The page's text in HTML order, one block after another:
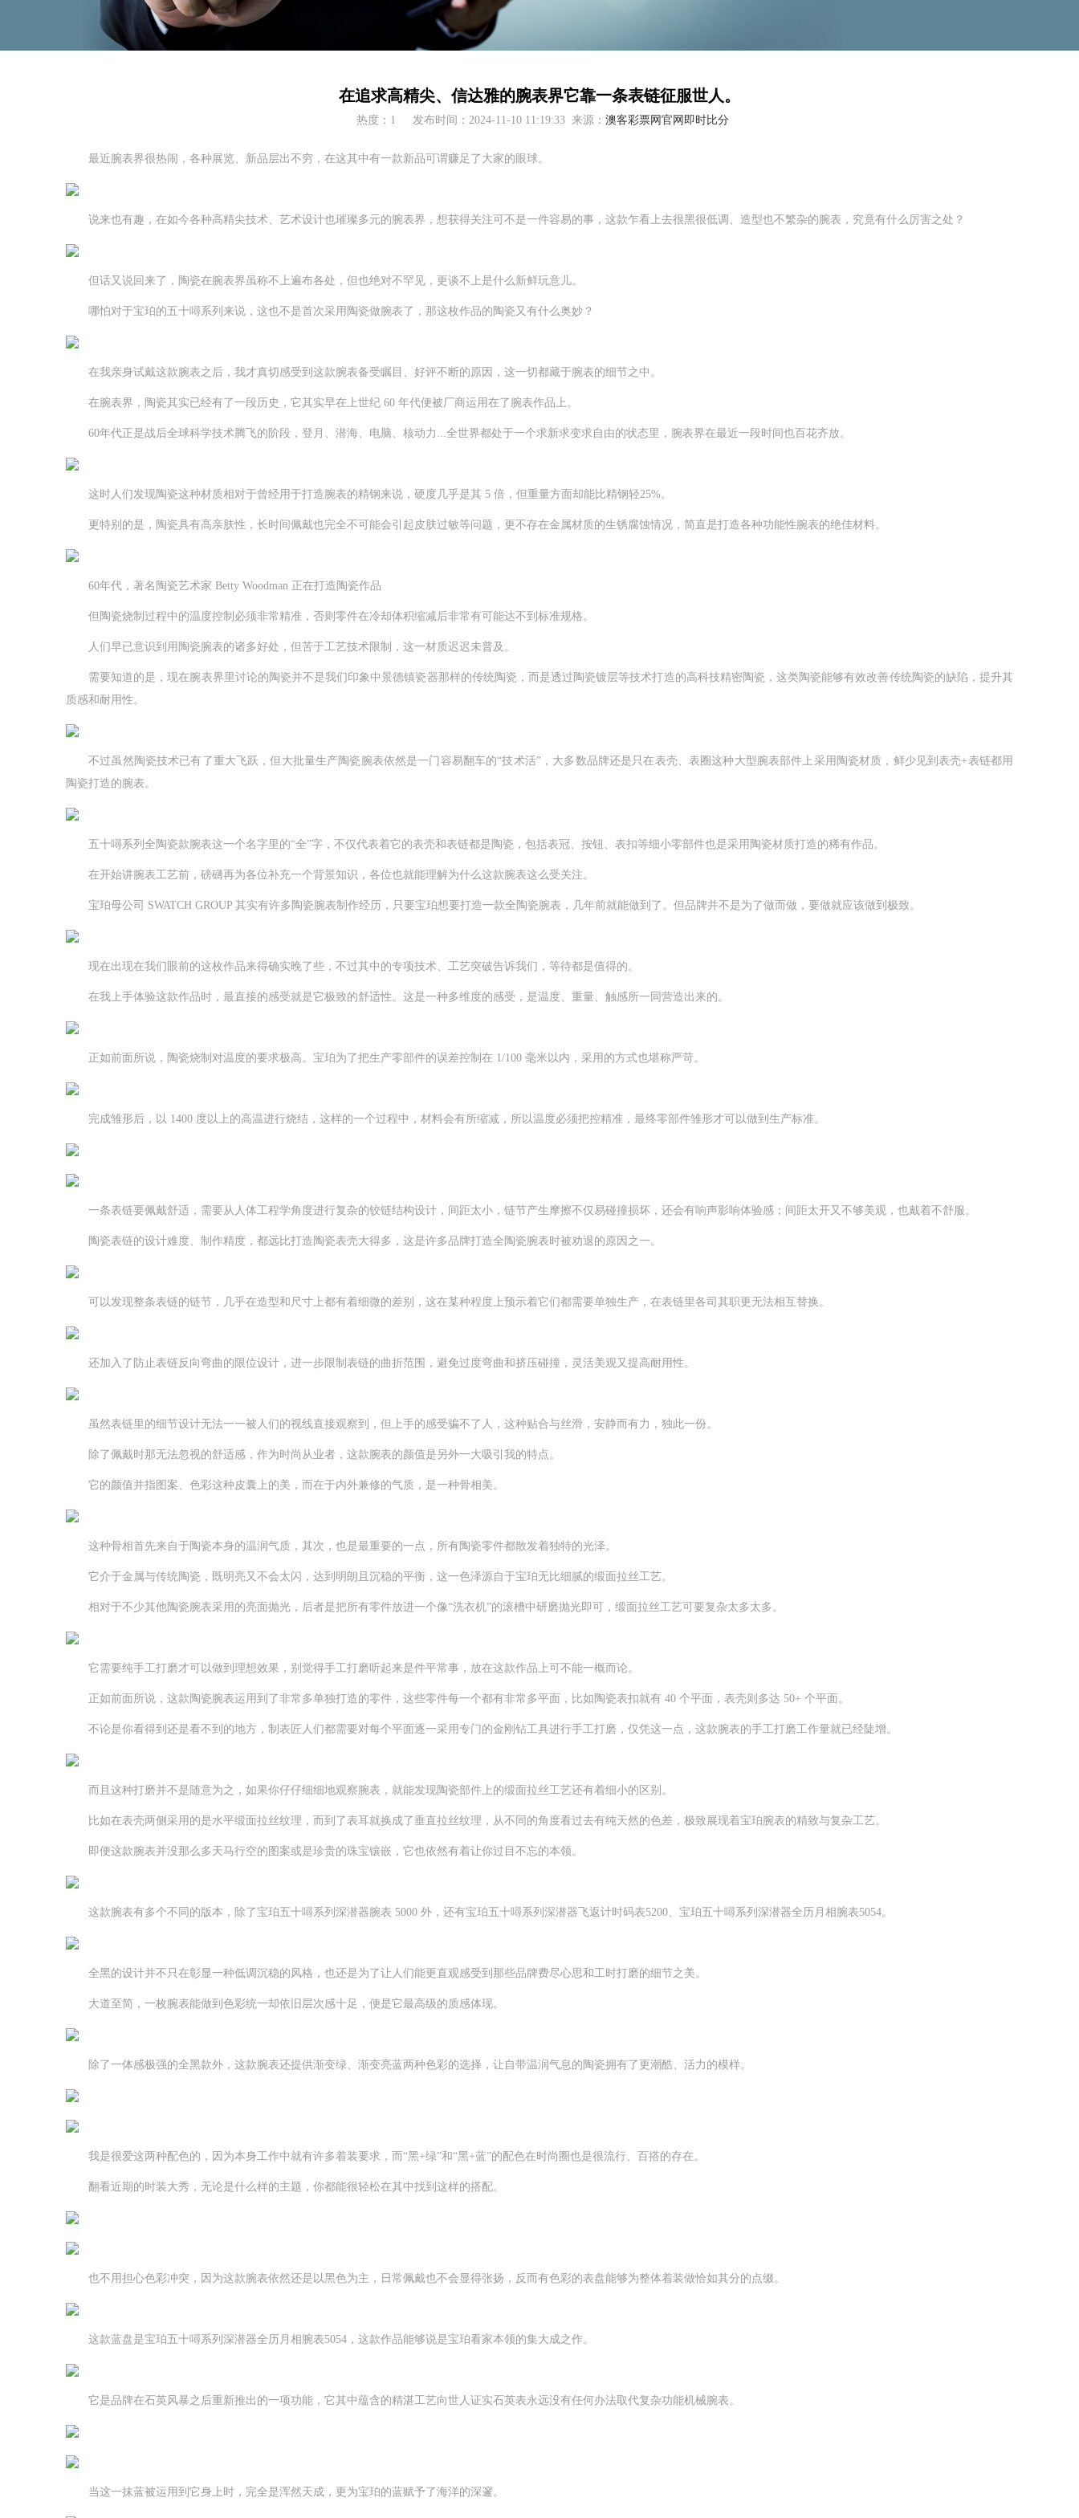
在追求高精尖、信达雅的腕表界它靠一条表链征服世人。
热度：1 发布时间：2024-11-10 11:19:33 来源：澳客彩票网官网即时比分
最近腕表界很热闹，各种展览、新品层出不穷，在这其中有一款新品可谓赚足了大家的眼球。
说来也有趣，在如今各种高精尖技术、艺术设计也璀璨多元的腕表界，想获得关注可不是一件容易的事，这款乍看上去很黑很低调、造型也不繁杂的腕表，究竟有什么厉害之处？
但话又说回来了，陶瓷在腕表界虽称不上遍布各处，但也绝对不罕见，更谈不上是什么新鲜玩意儿。
哪怕对于宝珀的五十噚系列来说，这也不是首次采用陶瓷做腕表了，那这枚作品的陶瓷又有什么奥妙？
在我亲身试戴这款腕表之后，我才真切感受到这款腕表备受瞩目、好评不断的原因，这一切都藏于腕表的细节之中。
在腕表界，陶瓷其实已经有了一段历史，它其实早在上世纪 60 年代便被厂商运用在了腕表作品上。
60年代正是战后全球科学技术腾飞的阶段，登月、潜海、电脑、核动力...全世界都处于一个求新求变求自由的状态里，腕表界在最近一段时间也百花齐放。
这时人们发现陶瓷这种材质相对于曾经用于打造腕表的精钢来说，硬度几乎是其 5 倍，但重量方面却能比精钢轻25%。
更特别的是，陶瓷具有高亲肤性，长时间佩戴也完全不可能会引起皮肤过敏等问题，更不存在金属材质的生锈腐蚀情况，简直是打造各种功能性腕表的绝佳材料。
60年代，著名陶瓷艺术家 Betty Woodman 正在打造陶瓷作品
但陶瓷烧制过程中的温度控制必须非常精准，否则零件在冷却体积缩减后非常有可能达不到标准规格。
人们早已意识到用陶瓷腕表的诸多好处，但苦于工艺技术限制，这一材质迟迟未普及。
需要知道的是，现在腕表界里讨论的陶瓷并不是我们印象中景德镇瓷器那样的传统陶瓷，而是透过陶瓷镀层等技术打造的高科技精密陶瓷，这类陶瓷能够有效改善传统陶瓷的缺陷，提升其
质感和耐用性。
不过虽然陶瓷技术已有了重大飞跃，但大批量生产陶瓷腕表依然是一门容易翻车的“技术活”，大多数品牌还是只在表壳、表圈这种大型腕表部件上采用陶瓷材质，鲜少见到表壳+表链都用
陶瓷打造的腕表。
五十噚系列全陶瓷款腕表这一个名字里的“全”字，不仅代表着它的表壳和表链都是陶瓷，包括表冠、按钮、表扣等细小零部件也是采用陶瓷材质打造的稀有作品。
在开始讲腕表工艺前，磅礴再为各位补充一个背景知识，各位也就能理解为什么这款腕表这么受关注。
宝珀母公司 SWATCH GROUP 其实有许多陶瓷腕表制作经历，只要宝珀想要打造一款全陶瓷腕表，几年前就能做到了。但品牌并不是为了做而做，要做就应该做到极致。
现在出现在我们眼前的这枚作品来得确实晚了些，不过其中的专项技术、工艺突破告诉我们，等待都是值得的。
在我上手体验这款作品时，最直接的感受就是它极致的舒适性。这是一种多维度的感受，是温度、重量、触感所一同营造出来的。
正如前面所说，陶瓷烧制对温度的要求极高。宝珀为了把生产零部件的误差控制在 1/100 毫米以内，采用的方式也堪称严苛。
完成雏形后，以 1400 度以上的高温进行烧结，这样的一个过程中，材料会有所缩减，所以温度必须把控精准，最终零部件雏形才可以做到生产标准。
一条表链要佩戴舒适，需要从人体工程学角度进行复杂的铰链结构设计，间距太小，链节产生摩擦不仅易碰撞损坏，还会有响声影响体验感；间距太开又不够美观，也戴着不舒服。
陶瓷表链的设计难度、制作精度，都远比打造陶瓷表壳大得多，这是许多品牌打造全陶瓷腕表时被劝退的原因之一。
可以发现整条表链的链节，几乎在造型和尺寸上都有着细微的差别，这在某种程度上预示着它们都需要单独生产，在表链里各司其职更无法相互替换。
还加入了防止表链反向弯曲的限位设计，进一步限制表链的曲折范围，避免过度弯曲和挤压碰撞，灵活美观又提高耐用性。
虽然表链里的细节设计无法一一被人们的视线直接观察到，但上手的感受骗不了人，这种贴合与丝滑，安静而有力，独此一份。
除了佩戴时那无法忽视的舒适感，作为时尚从业者，这款腕表的颜值是另外一大吸引我的特点。
它的颜值并指图案、色彩这种皮囊上的美，而在于内外兼修的气质，是一种骨相美。
这种骨相首先来自于陶瓷本身的温润气质，其次，也是最重要的一点，所有陶瓷零件都散发着独特的光泽。
它介于金属与传统陶瓷，既明亮又不会太闪，达到明朗且沉稳的平衡，这一色泽源自于宝珀无比细腻的缎面拉丝工艺。
相对于不少其他陶瓷腕表采用的亮面抛光，后者是把所有零件放进一个像“洗衣机”的滚槽中研磨抛光即可，缎面拉丝工艺可要复杂太多太多。
它需要纯手工打磨才可以做到理想效果，别觉得手工打磨听起来是件平常事，放在这款作品上可不能一概而论。
正如前面所说，这款陶瓷腕表运用到了非常多单独打造的零件，这些零件每一个都有非常多平面，比如陶瓷表扣就有 40 个平面，表壳则多达 50+ 个平面。
不论是你看得到还是看不到的地方，制表匠人们都需要对每个平面逐一采用专门的金刚钻工具进行手工打磨，仅凭这一点，这款腕表的手工打磨工作量就已经陡增。
而且这种打磨并不是随意为之，如果你仔仔细细地观察腕表，就能发现陶瓷部件上的缎面拉丝工艺还有着细小的区别。
比如在表壳两侧采用的是水平缎面拉丝纹理，而到了表耳就换成了垂直拉丝纹理，从不同的角度看过去有纯天然的色差，极致展现着宝珀腕表的精致与复杂工艺。
即便这款腕表并没那么多天马行空的图案或是珍贵的珠宝镶嵌，它也依然有着让你过目不忘的本领。
这款腕表有多个不同的版本，除了宝珀五十噚系列深潜器腕表 5000 外，还有宝珀五十噚系列深潜器飞返计时码表5200、宝珀五十噚系列深潜器全历月相腕表5054。
全黑的设计并不只在彰显一种低调沉稳的风格，也还是为了让人们能更直观感受到那些品牌费尽心思和工时打磨的细节之美。
大道至简，一枚腕表能做到色彩统一却依旧层次感十足，便是它最高级的质感体现。
除了一体感极强的全黑款外，这款腕表还提供渐变绿、渐变亮蓝两种色彩的选择，让自带温润气息的陶瓷拥有了更潮酷、活力的模样。
我是很爱这两种配色的，因为本身工作中就有许多着装要求，而“黑+绿”和“黑+蓝”的配色在时尚圈也是很流行、百搭的存在。
翻看近期的时装大秀，无论是什么样的主题，你都能很轻松在其中找到这样的搭配。
也不用担心色彩冲突，因为这款腕表依然还是以黑色为主，日常佩戴也不会显得张扬，反而有色彩的表盘能够为整体着装做恰如其分的点缀。
这款蓝盘是宝珀五十噚系列深潜器全历月相腕表5054，这款作品能够说是宝珀看家本领的集大成之作。
它是品牌在石英风暴之后重新推出的一项功能，它其中蕴含的精湛工艺向世人证实石英表永远没有任何办法取代复杂功能机械腕表。
当这一抹蓝被运用到它身上时，完全是浑然天成，更为宝珀的蓝赋予了海洋的深邃。